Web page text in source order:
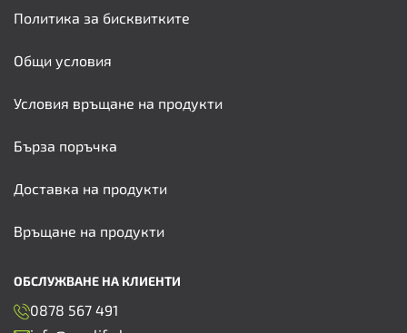
Политика за бисквитките
Общи условия
Условия връщане на продукти
Бърза поръчка
Доставка на продукти
Връщане на продукти
ОБСЛУЖВАНЕ НА КЛИЕНТИ
0878 567 491